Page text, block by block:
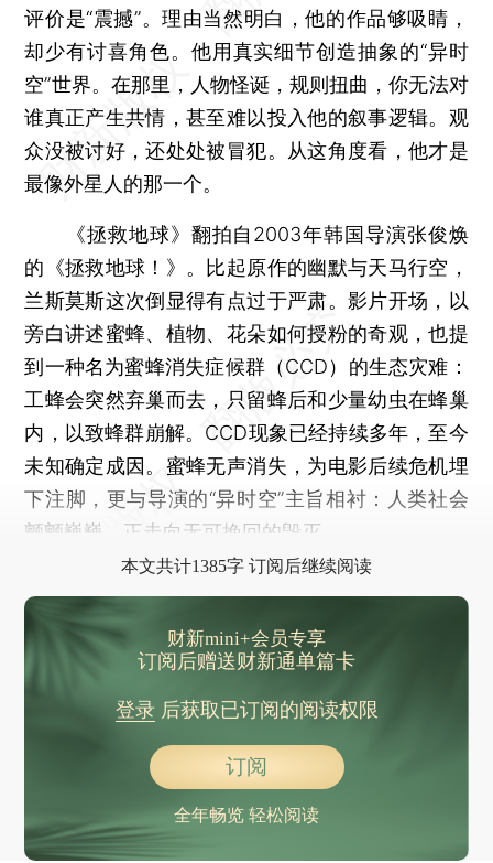
评价是“震撼”。理由当然明白，他的作品够吸睛，
却少有讨喜角色。他用真实细节创造抽象的“异时
空”世界。在那里，人物怪诞，规则扭曲，你无法对
谁真正产生共情，甚至难以投入他的叙事逻辑。观
众没被讨好，还处处被冒犯。从这角度看，他才是
最像外星人的那一个。
《拯救地球》翻拍自2003年韩国导演张俊焕
的《拯救地球！》。比起原作的幽默与天马行空，
兰斯莫斯这次倒显得有点过于严肃。影片开场，以
旁白讲述蜜蜂、植物、花朵如何授粉的奇观，也提
到一种名为蜜蜂消失症候群（CCD）的生态灾难：
工蜂会突然弃巢而去，只留蜂后和少量幼虫在蜂巢
内，以致蜂群崩解。CCD现象已经持续多年，至今
未知确定成因。蜜蜂无声消失，为电影后续危机埋
下注脚，更与导演的“异时空”主旨相衬：人类社会
颤颤巍巍，正走向无可挽回的毁灭。
本文共计1385字 订阅后继续阅读
财新mini+会员专享
订阅后赠送财新通单篇卡
登录后获取已订阅的阅读权限
订阅
全年畅览 轻松阅读